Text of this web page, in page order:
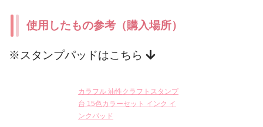
使用したもの参考（購入場所）
※スタンプパッドはこちら
カラフル 油性クラフトスタンプ
台 15色カラーセット インク イ
ンクパッド